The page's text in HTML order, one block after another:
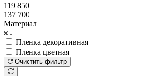
119 850
137 700
Материал
Пленка декоративная
Пленка цветная
Очистить фильтр